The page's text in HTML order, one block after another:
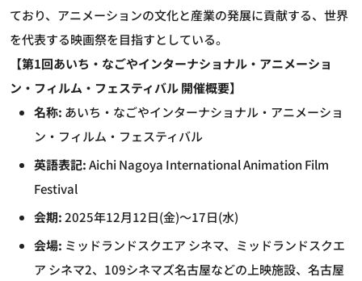
ており、アニメーションの文化と産業の発展に貢献する、世界
を代表する映画祭を目指すとしている。
【第1回あいち・なごやインターナショナル・アニメーショ
ン・フィルム・フェスティバル 開催概要】
名称: あいち・なごやインターナショナル・アニメーショ
ン・フィルム・フェスティバル
英語表記:Aichi Nagoya International Animation Film
Festival
会期:2025年12月12日(金)～17日(水)
会場: ミッドランドスクエア シネマ、ミッドランドスクエ
ア シネマ2、109シネマズ名古屋などの上映施設、名古屋